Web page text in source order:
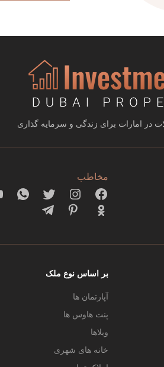
در امارات برای زندگی و سرمایه گذاری
مخاطب
بر اساس نوع ملک
آپارتمان ها
پنت هاوس ها
ویلاها
خانه های شهری